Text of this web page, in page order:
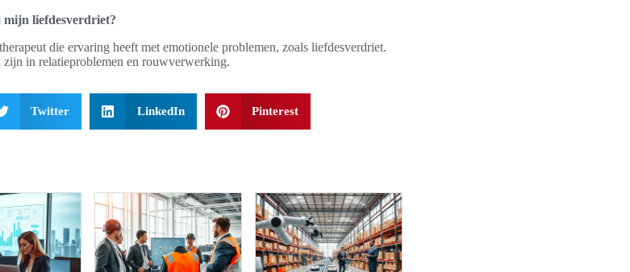
liefdesverdriet?
die ervaring heeft met emotionele problemen, zoals liefdesverdriet.
zijn in relatieproblemen en rouwverwerking.
Twitter LinkedIn Pinterest